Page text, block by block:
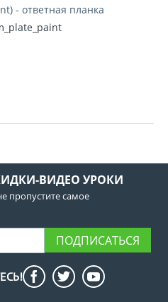
- ответная планка
ВИДЕО УРОКИ
пропустите самое
ПОДПИСАТЬСЯ